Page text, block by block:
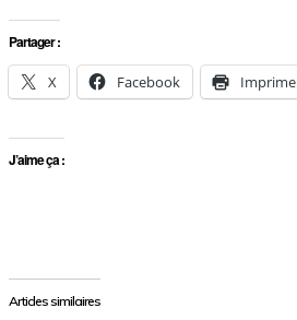
Partager :
X Facebook
J’aime ça :
Articles similaires